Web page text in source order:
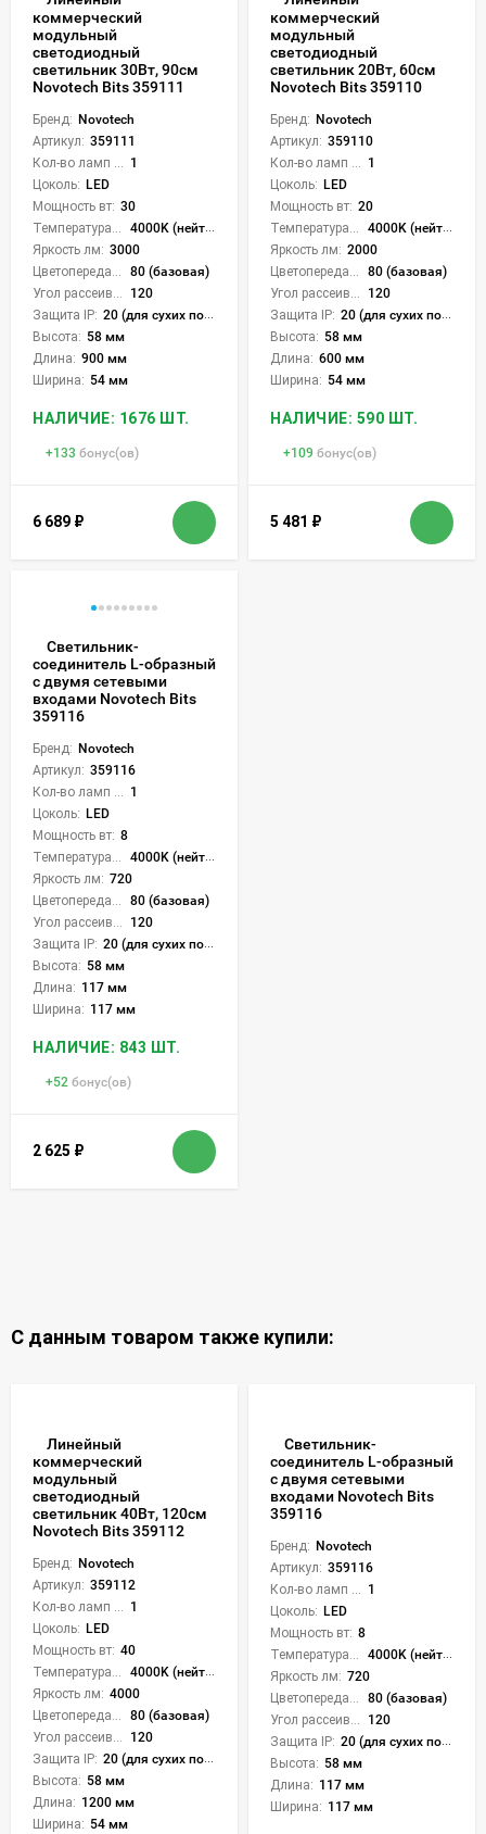
коммерческий
модульный
светодиодный
светильник 30Вт, 90см
Novotech Bits 359111
Бренд: Novotech
Артикул: 359111
1
Цоколь: LED
Мощность вт: 30
4000K (нейтральный)
Яркость лм: 3000
80 (базовая)
120
Защита IP: 20 (для сухих пом.)
Высота: 58 мм
Длина: 900 мм
Ширина: 54 мм
НАЛИЧИЕ: 1676 ШТ.
+133 бонус(ов)
6 689 ₽
коммерческий
модульный
светодиодный
светильник 20Вт, 60см
Novotech Bits 359110
Бренд: Novotech
Артикул: 359110
1
Цоколь: LED
Мощность вт: 20
4000K (нейтральный)
Яркость лм: 2000
80 (базовая)
120
Защита IP: 20 (для сухих пом.)
Высота: 58 мм
Длина: 600 мм
Ширина: 54 мм
НАЛИЧИЕ: 590 ШТ.
+109 бонус(ов)
5 481 ₽
Светильник-
соединитель L-образный
с двумя сетевыми
входами Novotech Bits
359116
Бренд: Novotech
Артикул: 359116
Кол-во ламп или LED: 1
Цоколь: LED
Мощность вт: 8
Температура света:
4000K (нейтральный)
Яркость лм: 720
Цветопередача (CRI):
80 (базовая)
Угол рассеивания света °:
120
Защита IP: 20 (для сухих пом.)
Высота: 58 мм
Длина: 117 мм
Ширина: 117 мм
НАЛИЧИЕ: 843 ШТ.
+52 бонус(ов)
2 625 ₽
С данным товаром также купили:
Линейный
коммерческий
модульный
светодиодный
светильник 40Вт, 120см
Novotech Bits 359112
Бренд: Novotech
Артикул: 359112
Кол-во ламп или LED: 1
Цоколь: LED
Мощность вт: 40
Температура света:
4000K (нейтральный)
Яркость лм: 4000
Цветопередача (CRI):
80 (базовая)
Угол рассеивания света °:
120
Защита IP: 20 (для сухих пом.)
Высота: 58 мм
Длина: 1200 мм
Ширина: 54 мм
Светильник-
соединитель L-образный
с двумя сетевыми
входами Novotech Bits
359116
Бренд: Novotech
Артикул: 359116
Кол-во ламп или LED: 1
Цоколь: LED
Мощность вт: 8
Температура света:
4000K (нейтральный)
Яркость лм: 720
Цветопередача (CRI):
80 (базовая)
Угол рассеивания света °:
120
Защита IP: 20 (для сухих пом.)
Высота: 58 мм
Длина: 117 мм
Ширина: 117 мм